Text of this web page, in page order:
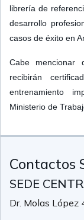
librería de
desarrollo
casos de éxito en
Cabe mencionar
recibirán
entrenamiento
Ministerio de
Contactos
SEDE
Dr. Molas